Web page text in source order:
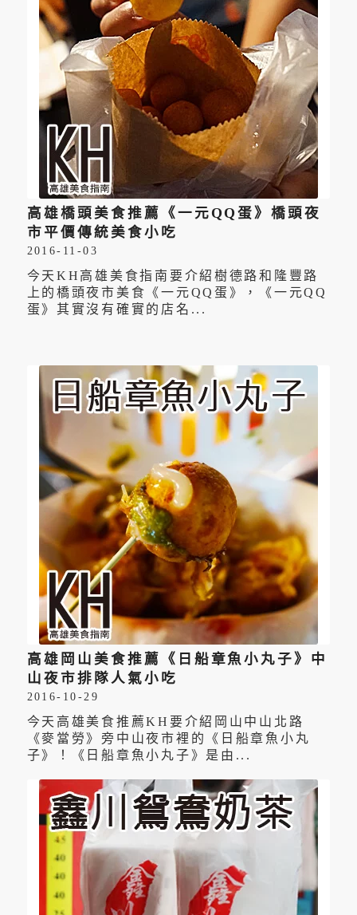
高雄橋頭美食推薦《一元QQ蛋》橋頭夜
市平價傳統美食小吃
2016-11-03
今天KH高雄美食指南要介紹樹德路和隆豐路
上的橋頭夜市美食《一元QQ蛋》，《一元QQ
蛋》其實沒有確實的店名...
高雄岡山美食推薦《日船章魚小丸子》中
山夜市排隊人氣小吃
2016-10-29
今天高雄美食推薦KH要介紹岡山中山北路
《麥當勞》旁中山夜市裡的《日船章魚小丸
子》！《日船章魚小丸子》是由...